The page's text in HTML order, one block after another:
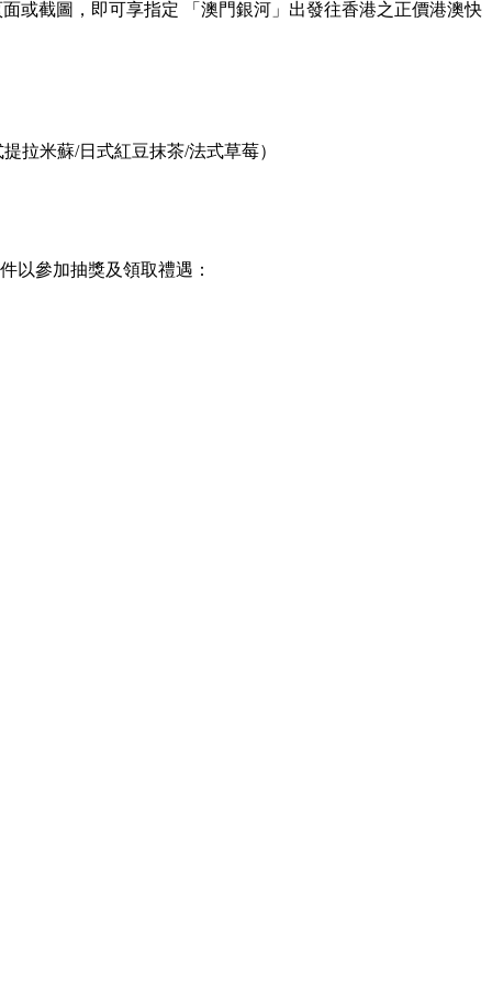
或截圖，即可享指定 「澳門銀河」出發往香港之正價港澳快
拉米蘇/日式紅豆抹茶/法式草莓）
以參加抽獎及領取禮遇：